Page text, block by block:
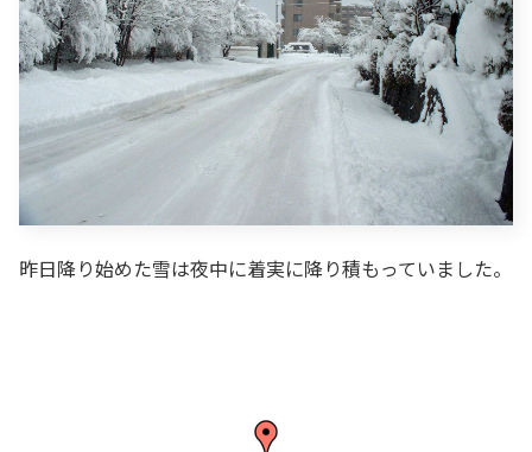
昨日降り始めた雪は夜中に着実に降り積もっていました。